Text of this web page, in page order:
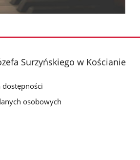
Surzyńskiego w Kościanie
dostępności
osobowych